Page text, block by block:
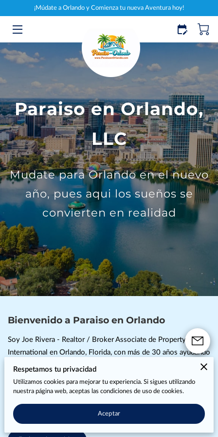
¡Múdate a Orlando y Comienza tu nueva Aventura hoy!
SERVICIOS
MI MANUAL
CONÓCEME
BLOG
CONTACTO
MERCANCÍA
ENTRENAMIENTO/COACHING
Paraiso en Orlando,
LLC
Mudate para Orlando en el nuevo
año, pues aqui los sueños se
convierten en realidad
Bienvenido a Paraiso en Orlando
Soy Joe Rivera - Realtor / Broker Associate de Property Outlet
International en Orlando, Florida, con más de 30 años ayudando
a personas a establecerse en Orlando. Te puedo ayudar a
vender o comprar tu casa, apartamento, terrenos o negocios.
Trabajo en Orlando, Kissimmee y 50 millas alrededor. Agenda
tu consulta personalizada conmigo y empieza a hacer realidad
tu sueño en Orlando.
Respetamos tu privacidad
Utilizamos cookies para mejorar tu experiencia. Si sigues utilizando
nuestra página web, aceptas las condiciones de uso de cookies.
Aceptar